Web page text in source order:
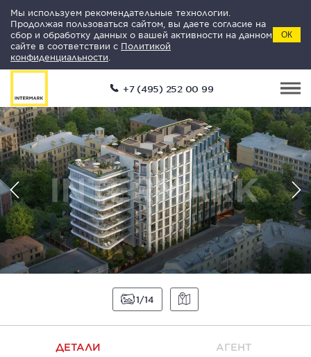
Мы используем рекомендательные технологии.
Продолжая пользоваться сайтом, вы даете согласие на
сбор и обработку данных о вашей активности на данном
сайте в соответствии с Политикой
конфиденциальности
ОК
+7 (495) 252 00 99
1 14
ДЕТАЛИ АГЕНТ